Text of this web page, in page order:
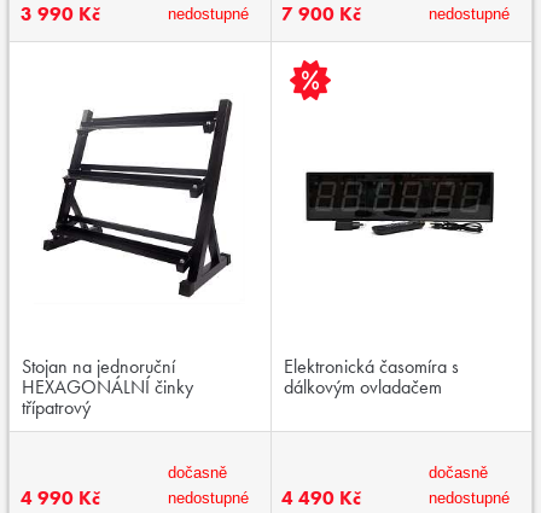
3 990 Kč
nedostupné
7 900 Kč
nedostupné
Stojan na jednoruční
HEXAGONÁLNÍ činky
třípatrový
4 990 Kč
dočasně
nedostupné
Elektronická časomíra s
dálkovým ovladačem
4 490 Kč
dočasně
nedostupné